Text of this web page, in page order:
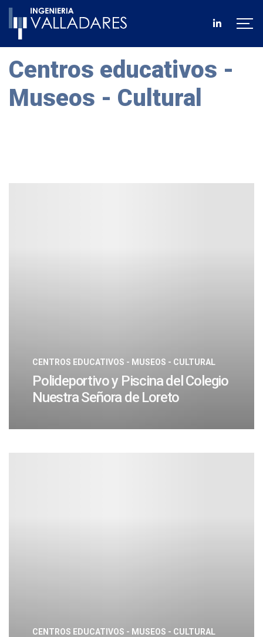
Centros educativos -
Museos - Cultural
CENTROS EDUCATIVOS - MUSEOS - CULTURAL
Polideportivo y Piscina del Colegio
Nuestra Señora de Loreto
CENTROS EDUCATIVOS - MUSEOS - CULTURAL